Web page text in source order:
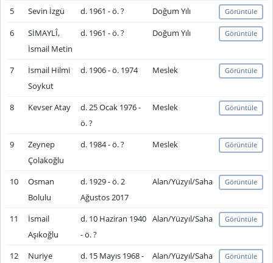
5 Sevin İzgü d. 1961 - ö. ? Doğum Yılı Görüntüle
6
SİMAYLÎ,
İsmail Metin
d. 1961 - ö. ? Doğum Yılı Görüntüle
7
İsmail Hilmi
Soykut
d. 1906 - ö. 1974 Meslek Görüntüle
8 Kevser Atay
d. 25 Ocak 1976 -
ö. ?
Meslek Görüntüle
9
Zeynep
Çolakoğlu
d. 1984 - ö. ? Meslek Görüntüle
10
Osman
Bolulu
d. 1929 - ö. 2
Ağustos 2017
Alan/Yüzyıl/Saha Görüntüle
11
İsmail
Aşıkoğlu
d. 10 Haziran 1940
- ö. ?
Alan/Yüzyıl/Saha Görüntüle
12
Nuriye
d. 15 Mayıs 1968 -
Alan/Yüzyıl/Saha Görüntüle